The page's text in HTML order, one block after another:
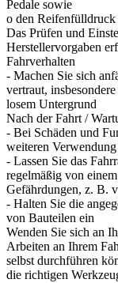
Pedale sowie
o den Reifenfülldruck
Das Prüfen und
Herstellervorgaben
Fahrverhalten
- Machen Sie sich
vertraut,
losem Untergrund
Nach der Fahrt /
- Bei Schäden und
weiteren
- Lassen Sie das
regelmäßig von
Gefährdungen, z. B.
- Halten Sie die
von Bauteilen ein
Wenden Sie sich an
Arbeiten an Ihrem
selbst durchführen
die richtigen